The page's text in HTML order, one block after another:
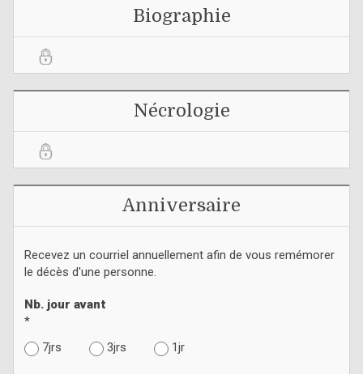
Biographie
Nécrologie
Anniversaire
Recevez un courriel annuellement afin de vous remémorer
le décès d'une personne.
Nb. jour avant
*
7jrs
3jrs 1jr